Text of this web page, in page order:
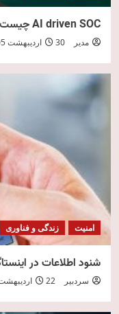
AI driven SOC چیست ؟
مدیر 30 اردیبهشت 1405
امنیت زندگی و فناوری
شنود اطلاعات در
سردبیر 22 اردیبهشت 1405